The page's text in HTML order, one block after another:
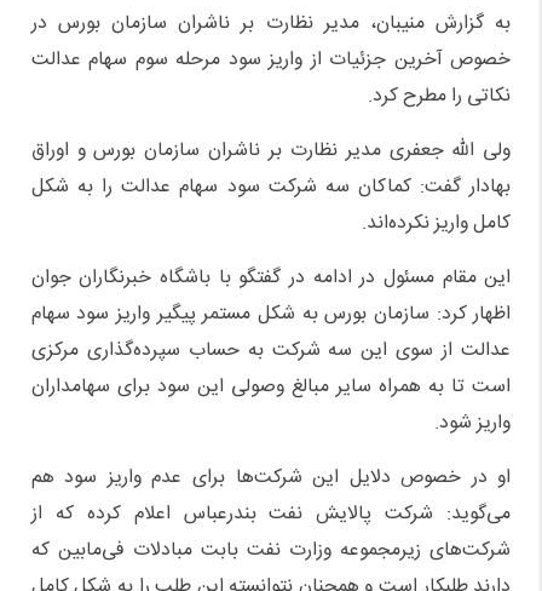
به گزارش منیبان، مدیر نظارت بر ناشران سازمان بورس در
خصوص آخرین جزئیات از واریز سود مرحله سوم سهام عدالت
نکاتی را مطرح کرد.
ولی الله جعفری مدیر نظارت بر ناشران سازمان بورس و اوراق
بهادار گفت: کماکان سه شرکت سود سهام عدالت را به شکل
کامل واریز نکرده‌اند.
این مقام مسئول در ادامه در گفتگو با باشگاه خبرنگاران جوان
اظهار کرد: سازمان بورس به شکل مستمر پیگیر واریز سود سهام
عدالت از سوی این سه شرکت به حساب سپرده‌گذاری مرکزی
است تا به همراه سایر مبالغ وصولی این سود برای سهامداران
واریز شود.
او در خصوص دلایل این شرکت‌ها برای عدم واریز سود هم
می‌گوید: شرکت پالایش نفت بندرعباس اعلام کرده که از
شرکت‌های زیرمجموعه وزارت نفت بابت مبادلات فی‌مابین که